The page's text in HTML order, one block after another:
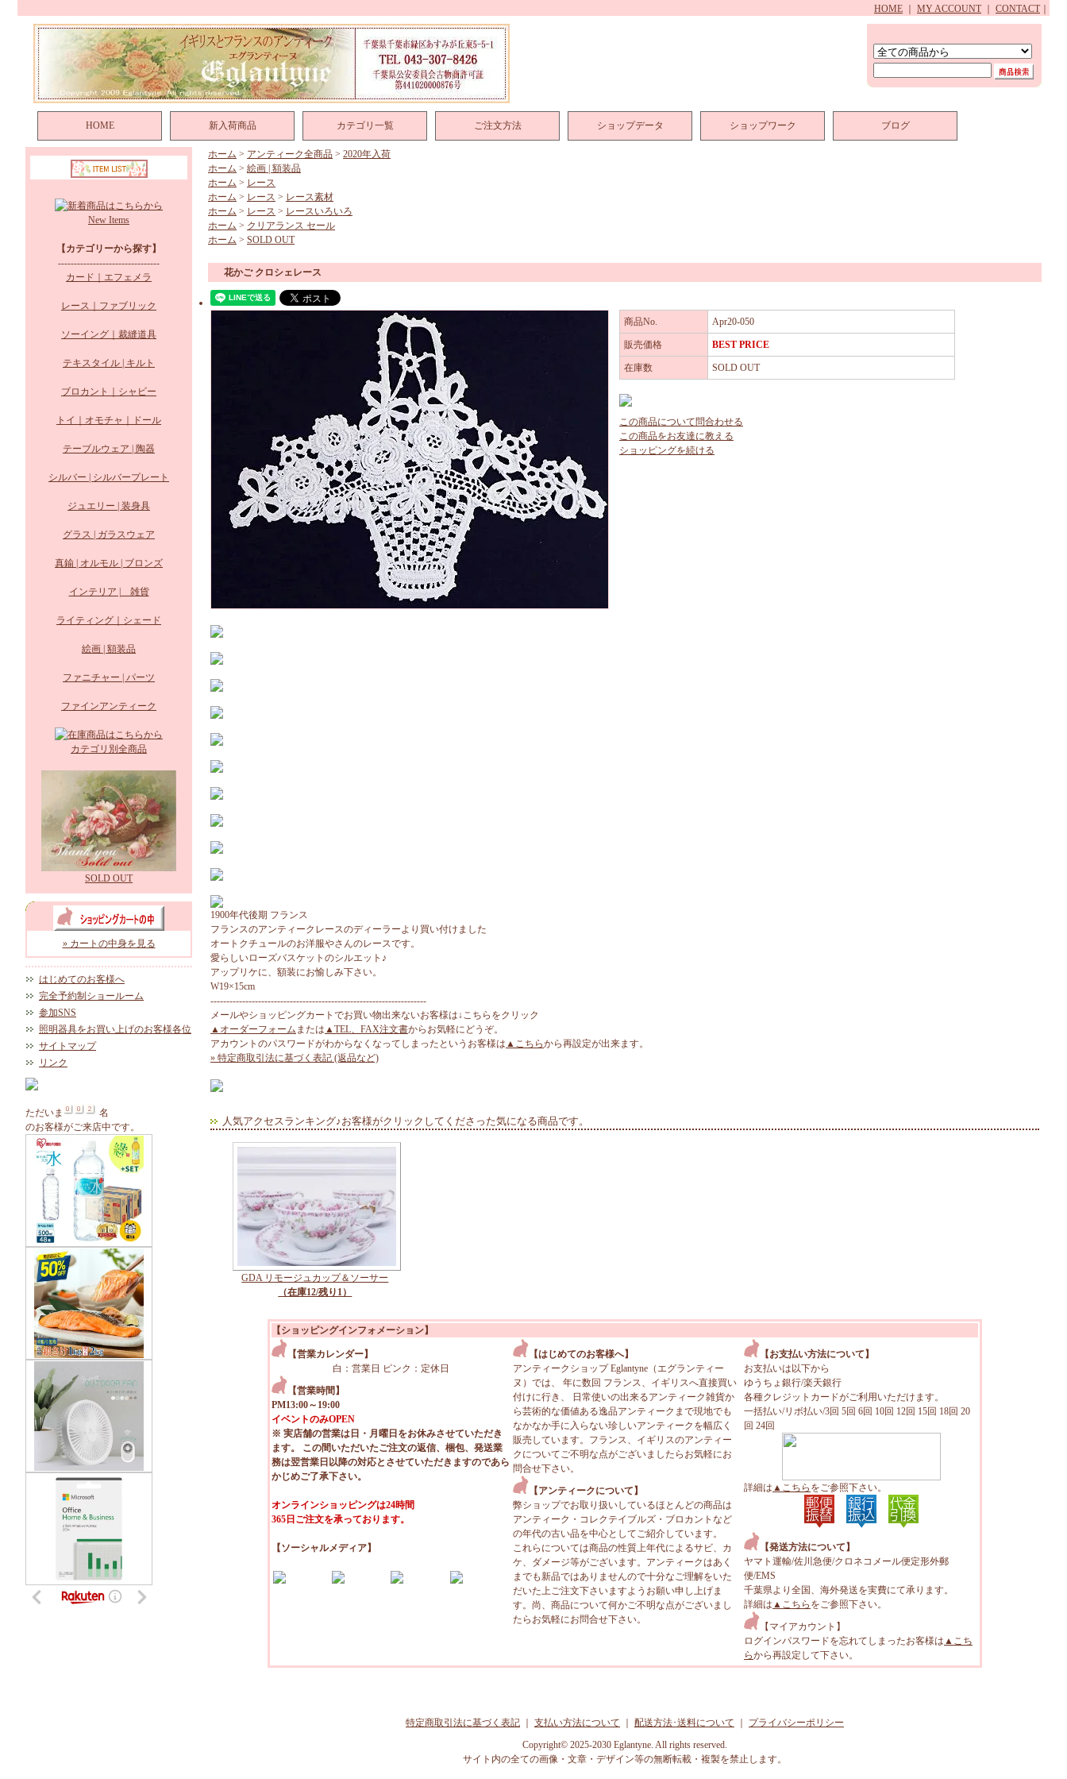
HOME MY ACCOUNT CONTACT
HOME 新入荷商品 カテゴリ一覧 ご注文方法 ショップデータ ショップワーク ブログ
New Items
【カテゴリーから探す】
--------------------------------
カード｜エフェメラ
レース｜ファブリック
ソーイング｜裁縫道具
テキスタイル | キルト
ブロカント｜シャビー
トイ｜オモチャ｜ドール
テーブルウェア | 陶器
シルバー | シルバープレート
ジュエリー | 装身具
グラス | ガラスウェア
真鍮 | オルモル | ブロンズ
インテリア | 雑貨
ライティング｜シェード
絵画 | 額装品
ファニチャー | パーツ
ファインアンティーク
カテゴリ別全商品
SOLD OUT
» カートの中身を見る
はじめてのお客様へ
完全予約制ショールーム
参加SNS
照明器具をお買い上げのお客様各位
サイトマップ
リンク
ただいま
名
のお客様がご来店中です。
ホーム > アンティーク全商品 > 2020年入荷
ホーム > 絵画 | 額装品
ホーム > レース
ホーム > レース > レース素材
ホーム > レース > レースいろいろ
ホーム > クリアランス セール
ホーム > SOLD OUT
花かご クロシェレース
商品No. Apr20-050
販売価格 BEST PRICE
在庫数 SOLD OUT
この商品について問合わせる
この商品をお友達に教える
ショッピングを続ける
1900年代後期 フランス
フランスのアンティークレースのディーラーより買い付けました
オートクチュールのお洋服やさんのレースです。
愛らしいローズバスケットのシルエット♪
アップリケに、額装にお愉しみ下さい。
W19×15cm
--------------------------------------------------------------------
メールやショッピングカートでお買い物出来ないお客様は↓こちらをクリック
▲オーダーフォーム または ▲TEL、FAX注文書からお気軽にどうぞ。
アカウントのパスワードがわからなくなってしまったというお客様は ▲こちらから再設定が出来ます。
» 特定商取引法に基づく表記 (返品など)
人気アクセスランキング♪お客様がクリックしてくださった気になる商品です。
GDA リモージュカップ＆ソーサー
（在庫12/残り1）
【ショッピングインフォメーション】
【営業カレンダー】
白：営業日 ピンク：定休日
【営業時間】
PM13:00～19:00
イベントのみOPEN
※ 実店舗の営業は日・月曜日をお休みさせていただき
ます。 この間いただいたご注文の返信、梱包、発送業
務は翌営業日以降の対応とさせていただきますのであら
かじめご了承下さい。
オンラインショッピングは24時間
365日ご注文を承っております。
【ソーシャルメディア】
【はじめてのお客様へ】
アンティークショップ Eglantyne（エグランティー
ヌ）では、 年に数回 フランス、イギリスへ直接買い
付けに行き、 日常使いの出来るアンティーク雑貨か
ら芸術的な価値ある逸品アンティークまで現地でも
なかなか手に入らない珍しいアンティークを幅広く
販売しています。フランス、イギリスのアンティー
クについてご不明な点がございましたらお気軽にお
問合せ下さい。
【アンティークについて】
弊ショップでお取り扱いしているほとんどの商品は
アンティーク・コレクテイブルズ・ブロカントなど
の年代の古い品を中心としてご紹介しています。
これらについては商品の性質上年代によるサビ、カ
ケ、ダメージ等がございます。アンティークはあく
までも新品ではありませんので十分なご理解をいた
だいた上ご注文下さいますようお願い申し上げま
す。尚、商品について何かご不明な点がございまし
たらお気軽にお問合せ下さい。
【お支払い方法について】
お支払いは以下から
ゆうちょ銀行/楽天銀行
各種クレジットカードがご利用いただけます。
一括払い/リボ払い/3回 5回 6回 10回 12回 15回 18回 20
回 24回
詳細は ▲こちら をご参照下さい。
【発送方法について】
ヤマト運輸/佐川急便/クロネコメール便定形外郵
便/EMS
千葉県より全国、海外発送を実費にて承ります。
詳細は ▲こちら をご参照下さい。
【マイアカウント】
ログインパスワードを忘れてしまったお客様は ▲こち
らから再設定して下さい。
特定商取引法に基づく表記 支払い方法について 配送方法･送料について
プライバシーポリシー
Copyright© 2025-2030 Eglantyne. All rights reserved.
サイト内の全ての画像・文章・デザイン等の無断転載・複製を禁止します。